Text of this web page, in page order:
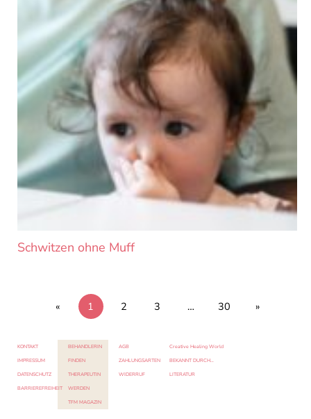
Schwitzen ohne Muff
« 1 2 3 … 30 »
KONTAKT
IMPRESSUM
DATENSCHUTZ
BARRIEREFREIHEIT
BEHANDLERIN
FINDEN
THERAPEUTIN
WERDEN
TFM MAGAZIN
Creative Healing World
BEKANNT DURCH…
LITERATUR
AGB
ZAHLUNGSARTEN
WIDERRUF